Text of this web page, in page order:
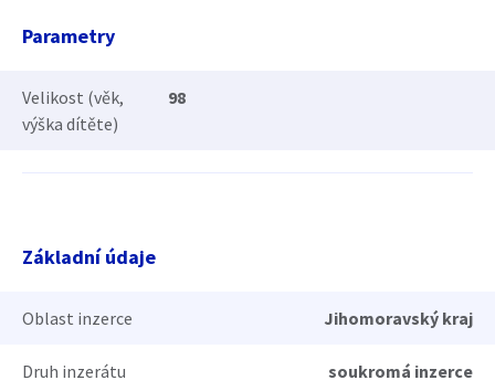
Parametry
Velikost (věk,
výška dítěte)
98
Základní údaje
Oblast inzerce Jihomoravský kraj
Druh inzerátu soukromá inzerce